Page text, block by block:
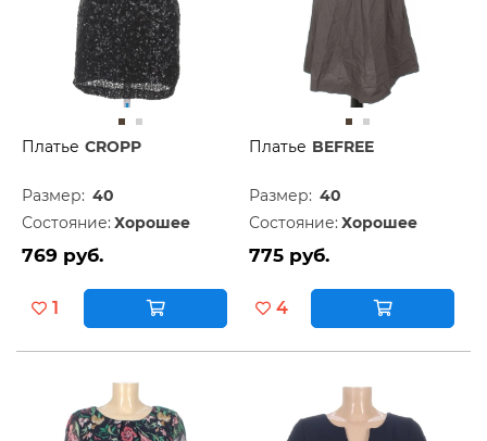
Платье CROPP
Размер: 40
Состояние: Хорошее
769 руб.
1
Платье BEFREE
Размер: 40
Состояние: Хорошее
775 руб.
4